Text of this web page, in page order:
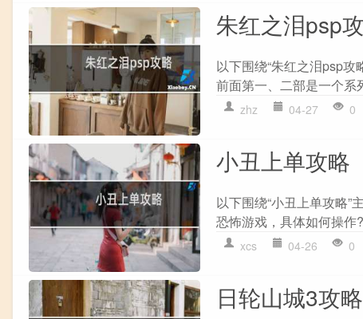
朱红之泪psp
以下围绕“朱红之泪psp攻
前面第一、二部是一个系
zhz 04-27 0
小丑上单攻略
以下围绕“小丑上单攻略”
恐怖游戏，具体如何操作
xcs 04-26 0
日轮山城3攻略